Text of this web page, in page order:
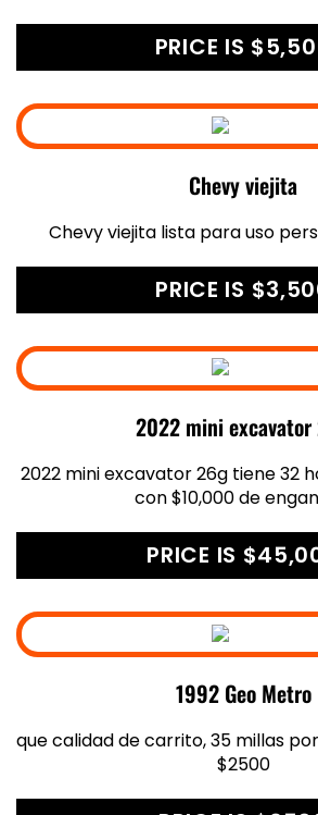
PRICE IS
Chevy viejita
Chevy viejita lista para uso
PRICE IS
2022 mini
2022 mini excavator 26g tiene 32
con $10,000 de
PRICE IS
1992 Geo Metro
que calidad de carrito, 35 millas
$2500